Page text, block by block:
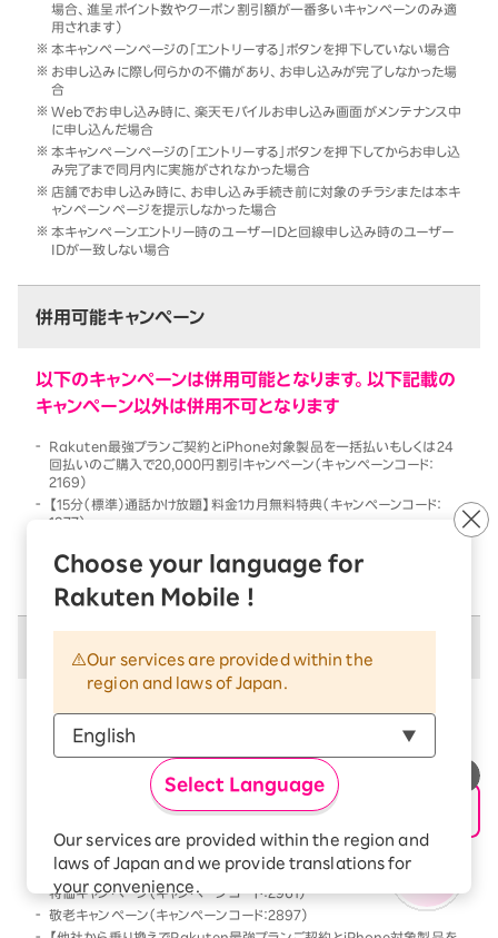
Choose your language for
Rakuten Mobile !
Our services are provided within the
region and laws of Japan.
Select Language
Our services are provided within the region and
laws of Japan and we provide translations for
your convenience.
The Japanese version of our websites and
applications, in which include Rakuten
場合、進呈ポイント数やクーポン割引額が一番多いキャンペーンのみ適
用されます）
本キャンペーンページの「エントリーする」ボタンを押下していない場合
お申し込みに際し何らかの不備があり、お申し込みが完了しなかった場
合
Webでお申し込み時に、楽天モバイルお申し込み画面がメンテナンス中
に申し込んだ場合
本キャンペーンページの「エントリーする」ボタンを押下してからお申し込
み完了まで同月内に実施がされなかった場合
店舗でお申し込み時に、お申し込み手続き前に対象のチラシまたは本キ
ャンペーンページを提示しなかった場合
本キャンペーンエントリー時のユーザーIDと回線申し込み時のユーザー
IDが一致しない場合
併用可能キャンペーン
以下のキャンペーンは併用可能となります。以下記載の
キャンペーン以外は併用不可となります
Rakuten最強プランご契約とiPhone対象製品を一括払いもしくは24
回払いのご購入で20,000円割引キャンペーン（キャンペーンコード：
2169）
【15分（標準）通話かけ放題】料金1カ月無料特典（キャンペーンコード：
1977）
括払いもしくは24回払いのご購入で割引キャンペーン（キャンペーンコー
以下のキャンペーンは、併用不可となります
本キャンペーン条件を満たす前、または満たした後に、
以下のキャンペーンの条件を満たした場合には、以下の
キャンペーンのみが優先的に適用となります
Rakutenオリジナル製品 1円キャンペーン（キャンペーンコード：2808）
「Rakuten最強プラン契約＆Android買い替え超トクプログラム利用」
特価キャンペーン（キャンペーンコード：2961）
敬老キャンペーン（キャンペーンコード：2897）